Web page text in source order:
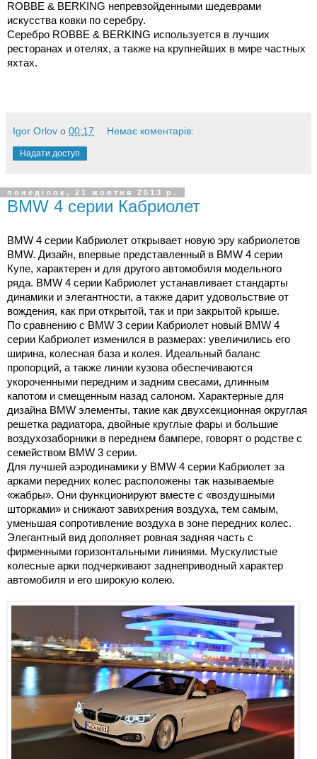
ROBBE & BERKING непревзойденными шедеврами
искусства ковки по серебру.
Серебро ROBBE & BERKING используется в лучших
ресторанах и отелях, а также на крупнейших в мире частных
яхтах.
Igor Orlov о 00:17 Немає коментарів:
Надати доступ
понеділок, 21 жовтня 2013 р.
BMW 4 серии Кабриолет
BMW 4 серии Кабриолет открывает новую эру кабриолетов
BMW. Дизайн, впервые представленный в BMW 4 серии
Купе, характерен и для другого автомобиля модельного
ряда. BMW 4 серии Кабриолет устанавливает стандарты
динамики и элегантности, а также дарит удовольствие от
вождения, как при открытой, так и при закрытой крыше.
По сравнению с BMW 3 серии Кабриолет новый BMW 4
серии Кабриолет изменился в размерах: увеличились его
ширина, колесная база и колея. Идеальный баланс
пропорций, а также линии кузова обеспечиваются
укороченными передним и задним свесами, длинным
капотом и смещенным назад салоном. Характерные для
дизайна BMW элементы, такие как двухсекционная округлая
решетка радиатора, двойные круглые фары и большие
воздухозаборники в переднем бампере, говорят о родстве с
семейством BMW 3 серии.
Для лучшей аэродинамики у BMW 4 серии Кабриолет за
арками передних колес расположены так называемые
«жабры». Они функционируют вместе с «воздушными
шторками» и снижают завихрения воздуха, тем самым,
уменьшая сопротивление воздуха в зоне передних колес.
Элегантный вид дополняет ровная задняя часть с
фирменными горизонтальными линиями. Мускулистые
колесные арки подчеркивают заднеприводный характер
автомобиля и его широкую колею.